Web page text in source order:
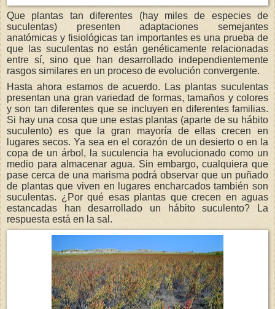
Que plantas tan diferentes (hay miles de especies de
suculentas) presenten adaptaciones semejantes
anatómicas y fisiológicas tan importantes es una prueba de
que las suculentas no están genéticamente relacionadas
entre sí, sino que han desarrollado independientemente
rasgos similares en un proceso de evolución convergente.
Hasta ahora estamos de acuerdo. Las plantas suculentas
presentan una gran variedad de formas, tamaños y colores
y son tan diferentes que se incluyen en diferentes familias.
Si hay una cosa que une estas plantas (aparte de su hábito
suculento) es que la gran mayoría de ellas crecen en
lugares secos. Ya sea en el corazón de un desierto o en la
copa de un árbol, la suculencia ha evolucionado como un
medio para almacenar agua. Sin embargo, cualquiera que
pase cerca de una marisma podrá observar que un puñado
de plantas que viven en lugares encharcados también son
suculentas. ¿Por qué esas plantas que crecen en aguas
estancadas han desarrollado un hábito suculento? La
respuesta está en la sal.